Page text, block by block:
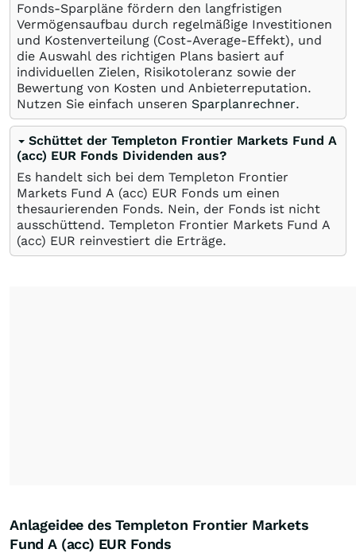
Fonds-Sparpläne fördern den langfristigen
Vermögensaufbau durch regelmäßige Investitionen
und Kostenverteilung (Cost-Average-Effekt), und
die Auswahl des richtigen Plans basiert auf
individuellen Zielen, Risikotoleranz sowie der
Bewertung von Kosten und Anbieterreputation.
Nutzen Sie einfach unseren Sparplanrechner.
Schüttet der Templeton Frontier Markets Fund A
(acc) EUR Fonds Dividenden aus?
Es handelt sich bei dem Templeton Frontier
Markets Fund A (acc) EUR Fonds um einen
thesaurierenden Fonds. Nein, der Fonds ist nicht
ausschüttend. Templeton Frontier Markets Fund A
(acc) EUR reinvestiert die Erträge.
Anlageidee des Templeton Frontier Markets
Fund A (acc) EUR Fonds